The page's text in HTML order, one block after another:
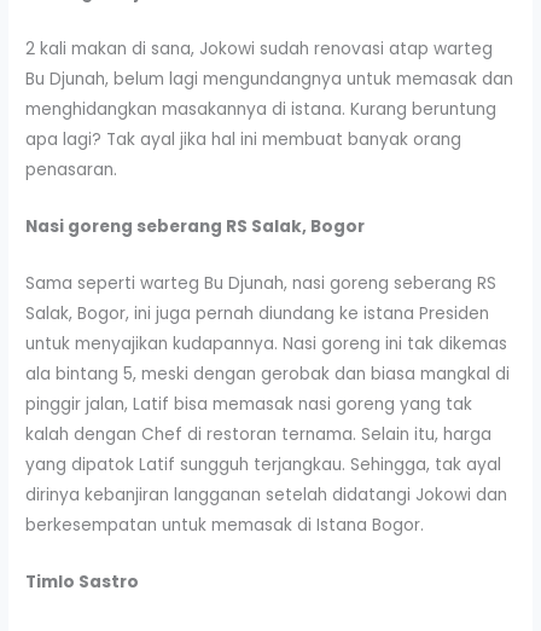
2 kali makan di sana, Jokowi sudah renovasi atap warteg
Bu Djunah, belum lagi mengundangnya untuk memasak dan
menghidangkan masakannya di istana. Kurang beruntung
apa lagi? Tak ayal jika hal ini membuat banyak orang
penasaran.
Nasi goreng seberang RS Salak, Bogor
Sama seperti warteg Bu Djunah, nasi goreng seberang RS
Salak, Bogor, ini juga pernah diundang ke istana Presiden
untuk menyajikan kudapannya. Nasi goreng ini tak dikemas
ala bintang 5, meski dengan gerobak dan biasa mangkal di
pinggir jalan, Latif bisa memasak nasi goreng yang tak
kalah dengan Chef di restoran ternama. Selain itu, harga
yang dipatok Latif sungguh terjangkau. Sehingga, tak ayal
dirinya kebanjiran langganan setelah didatangi Jokowi dan
berkesempatan untuk memasak di Istana Bogor.
Timlo Sastro